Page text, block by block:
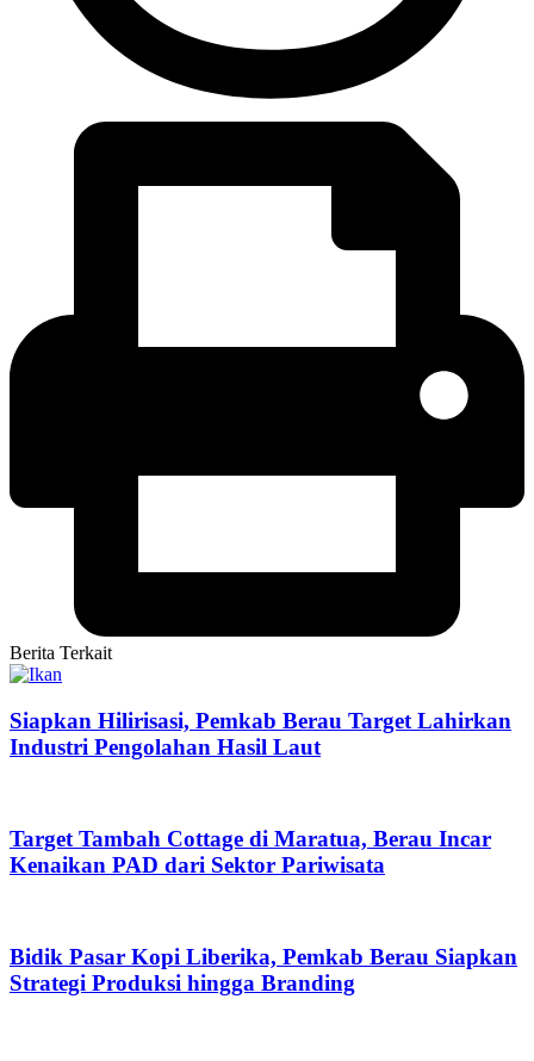
Berita Terkait
Siapkan Hilirisasi, Pemkab Berau Target Lahirkan
Industri Pengolahan Hasil Laut
Target Tambah Cottage di Maratua, Berau Incar
Kenaikan PAD dari Sektor Pariwisata
Bidik Pasar Kopi Liberika, Pemkab Berau Siapkan
Strategi Produksi hingga Branding